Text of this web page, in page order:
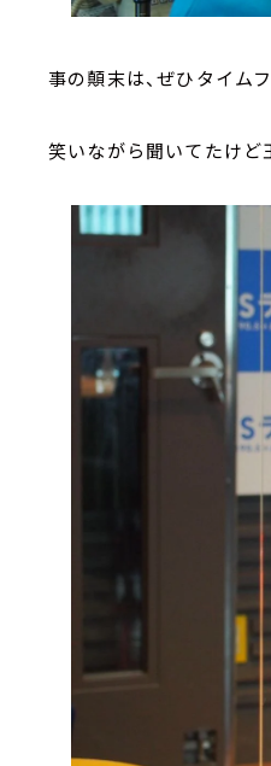
事の顛末は、ぜひタイムフ
笑いながら聞いてたけど